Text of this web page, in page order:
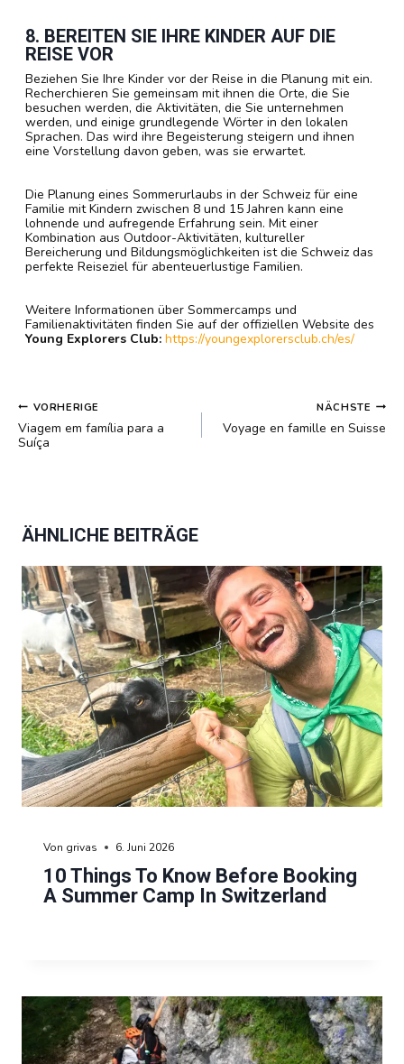
8. BEREITEN SIE IHRE KINDER AUF DIE
REISE VOR
Beziehen Sie Ihre Kinder vor der Reise in die Planung mit ein.
Recherchieren Sie gemeinsam mit ihnen die Orte, die Sie
besuchen werden, die Aktivitäten, die Sie unternehmen
werden, und einige grundlegende Wörter in den lokalen
Sprachen. Das wird ihre Begeisterung steigern und ihnen
eine Vorstellung davon geben, was sie erwartet.
Die Planung eines Sommerurlaubs in der Schweiz für eine
Familie mit Kindern zwischen 8 und 15 Jahren kann eine
lohnende und aufregende Erfahrung sein. Mit einer
Kombination aus Outdoor-Aktivitäten, kultureller
Bereicherung und Bildungsmöglichkeiten ist die Schweiz das
perfekte Reiseziel für abenteuerlustige Familien.
Weitere Informationen über Sommercamps und
Familienaktivitäten finden Sie auf der offiziellen Website des
Young Explorers Club: https://youngexplorersclub.ch/es/
BEITRAGSNAVIGATION
VORHERIGE
Viagem em família para a
Suíça
NÄCHSTE
Voyage en famille en Suisse
ÄHNLICHE BEITRÄGE
10 Things To Know Before Booking
A Summer Camp In Switzerland
Von grivas 6. Juni 2026